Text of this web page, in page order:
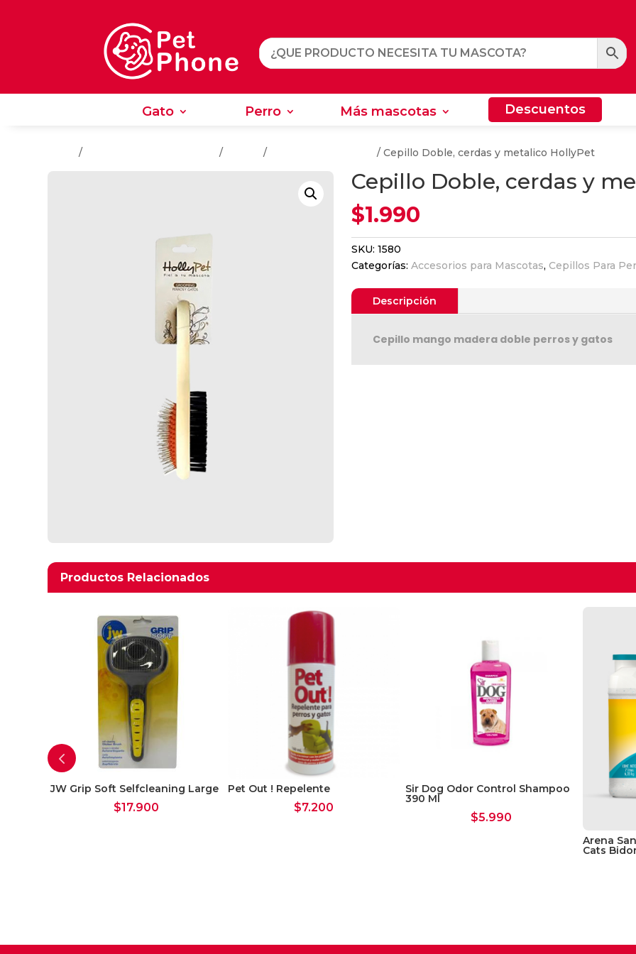
Gato Perro Más mascotas Descuentos
/ / / / Cepillo Doble, cerdas y metalico HollyPet
Cepillo Doble, cerdas y
$1.990
SKU: 1580
Categorías: Accesorios para Mascotas, Cepillos Para
Descripción
Cepillo mango madera doble perros y gatos
Productos Relacionados
Productos relacionados
JW Grip Soft Selfcleaning Large
$17.900
Pet Out ! Repelente
$7.200
Sir Dog Odor Control Shampoo
390 Ml
$5.990
Arena
Cats